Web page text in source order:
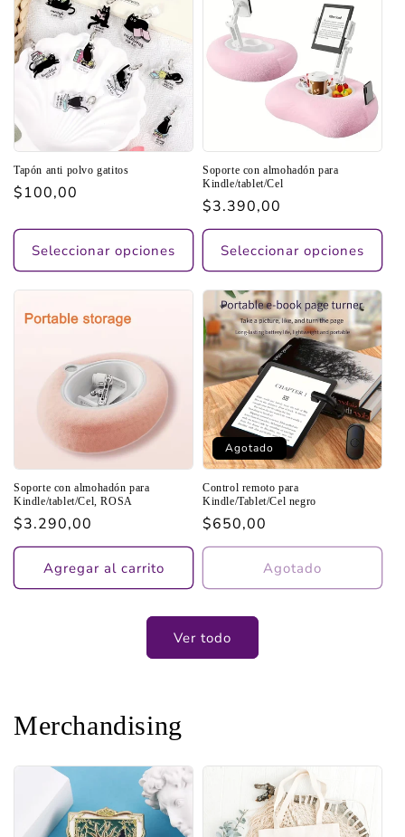
Tapón anti polvo gatitos
Precio
$100,00
Seleccionar opciones
Soporte con almohadón para
Kindle/tablet/Cel
Precio
habitual
$3.390,00
Seleccionar opciones
Soporte con almohadón para
Kindle/tablet/Cel, ROSA
Precio
habitual
$3.290,00
Agregar al carrito
Agotado
Control remoto para
Kindle/Tablet/Cel negro
Precio
habitual
$650,00
Agotado
Ver todo
Merchandising